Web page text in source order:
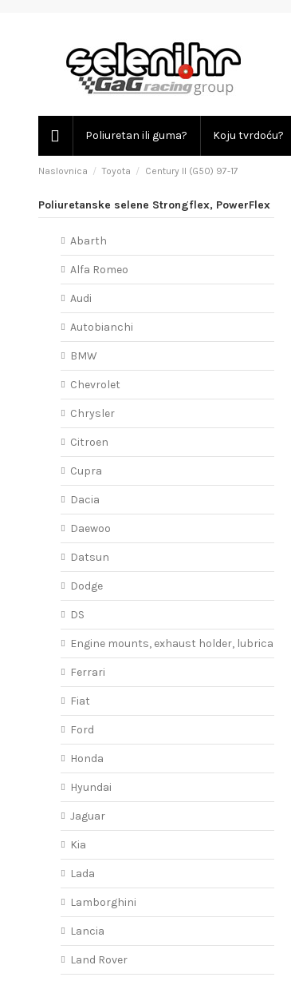
Poliuretan ili guma? Koju tvrdoću?
Naslovnica Toyota Century II (G50) 97-17
Poliuretanske selene Strongflex, PowerFlex
Abarth
Alfa Romeo
Audi
Autobianchi
BMW
Chevrolet
Chrysler
Citroen
Cupra
Dacia
Daewoo
Datsun
Dodge
DS
Engine mounts, exhaust holder, lubricant
Ferrari
Fiat
Ford
Honda
Hyundai
Jaguar
Kia
Lada
Lamborghini
Lancia
Land Rover